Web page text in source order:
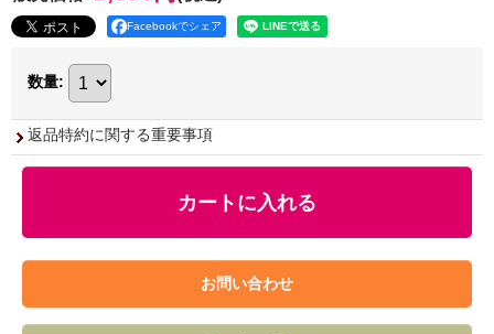
Facebookでシェア
数量:
返品特約に関する重要事項